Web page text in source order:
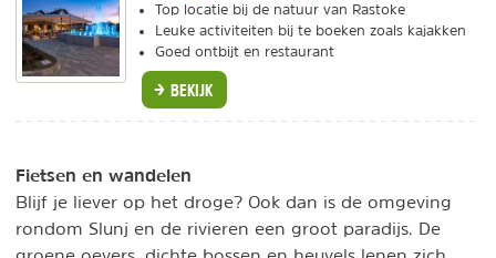
Top locatie bij de natuur van Rastoke
Leuke activiteiten bij te boeken zoals kajakken
Goed ontbijt en restaurant
BEKIJK
Fietsen en wandelen
Blijf je liever op het droge? Ook dan is de omgeving
rondom Slunj en de rivieren een groot paradijs. De